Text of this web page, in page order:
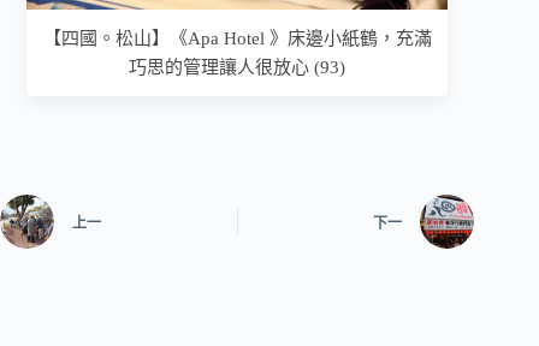
【四國。松山】《Apa Hotel 》床邊小紙鶴，充滿
巧思的管理讓人很放心 (93)
上一 下一